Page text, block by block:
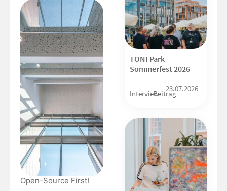
Open-Source First!
TONI Park
Sommerfest 2026
InterviewBeitrag
23.07.2026